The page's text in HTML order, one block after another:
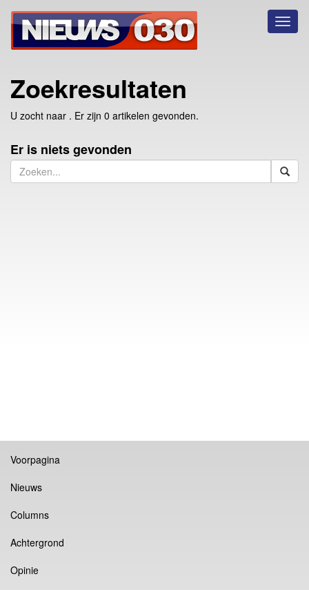
Zoekresultaten
U zocht naar . Er zijn 0 artikelen gevonden.
Er is niets gevonden
Voorpagina
Nieuws
Columns
Achtergrond
Opinie